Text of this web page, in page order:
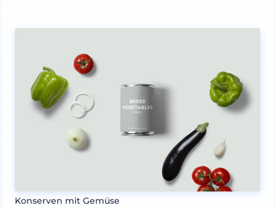
Konserven mit Gemüse